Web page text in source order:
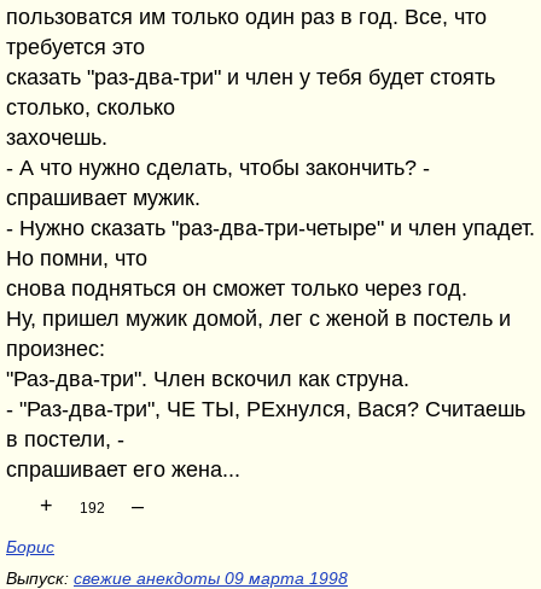
пользоватся им только один раз в год. Все, что
требуется это
сказать "раз-два-три" и член у тебя будет стоять
столько, сколько
захочешь.
- А что нужно сделать, чтобы закончить? -
спрашивает мужик.
- Нужно сказать "раз-два-три-четыре" и член упадет.
Но помни, что
снова подняться он сможет только через год.
Ну, пришел мужик домой, лег с женой в постель и
произнес:
"Раз-два-три". Член вскочил как струна.
- "Раз-два-три", ЧЕ ТЫ, РЕхнулся, Вася? Считаешь
в постели, -
спрашивает его жена...
+
192 –
Борис
Выпуск: свежие анекдоты 09 марта 1998